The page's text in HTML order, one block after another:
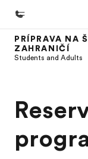
Domov
EF programy
Pozrite si všetko čo
EF Kancelárie
PRÍPRAVA NA
ZAHRANIČÍ
Students and Adults